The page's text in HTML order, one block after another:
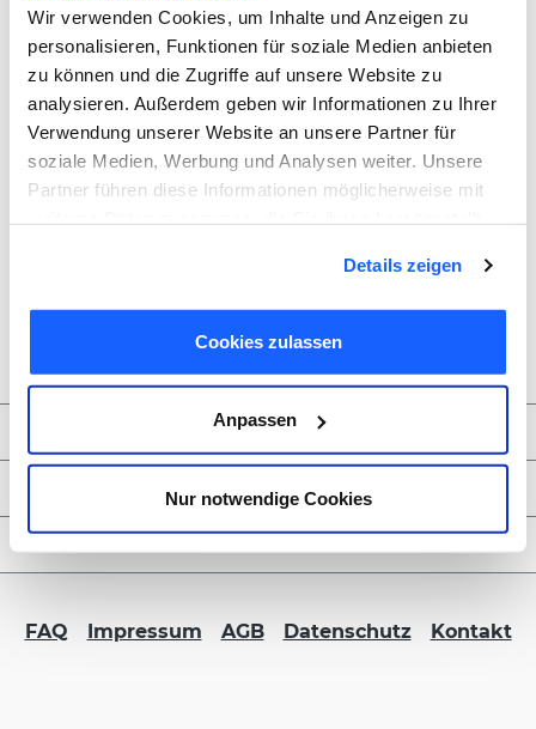
Wir verwenden Cookies, um Inhalte und Anzeigen zu
personalisieren, Funktionen für soziale Medien anbieten
zu können und die Zugriffe auf unsere Website zu
analysieren. Außerdem geben wir Informationen zu Ihrer
Verwendung unserer Website an unsere Partner für
soziale Medien, Werbung und Analysen weiter. Unsere
Partner führen diese Informationen möglicherweise mit
gesammelt haben. Sie geben Einwilligung zu unseren
Cookies, wenn Sie unsere Webseite weiterhin nutzen.
Details zeigen
Cookies zulassen
Anpassen
Nur notwendige Cookies
Zahlungsmöglichkeiten
Service & Kontakt
FORMBLITZ B2B
FAQ Impressum AGB Datenschutz Kontakt